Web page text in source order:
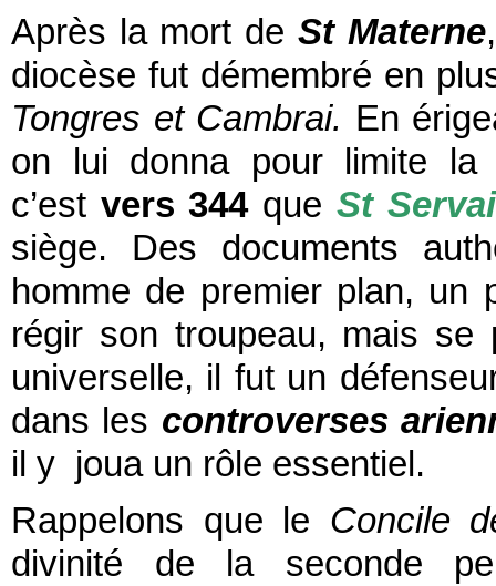
Après la mort de St Materne
diocèse fut démembré en
Tongres et Cambrai. En
on lui donna pour limite
c’est vers 344que St
siège. Des documents
homme de premier plan, un
régir son troupeau, mais se
universelle, il fut un
dans les controverses
il y joua un rôle essentiel.
Rappelons que le Concile
divinité de la seconde